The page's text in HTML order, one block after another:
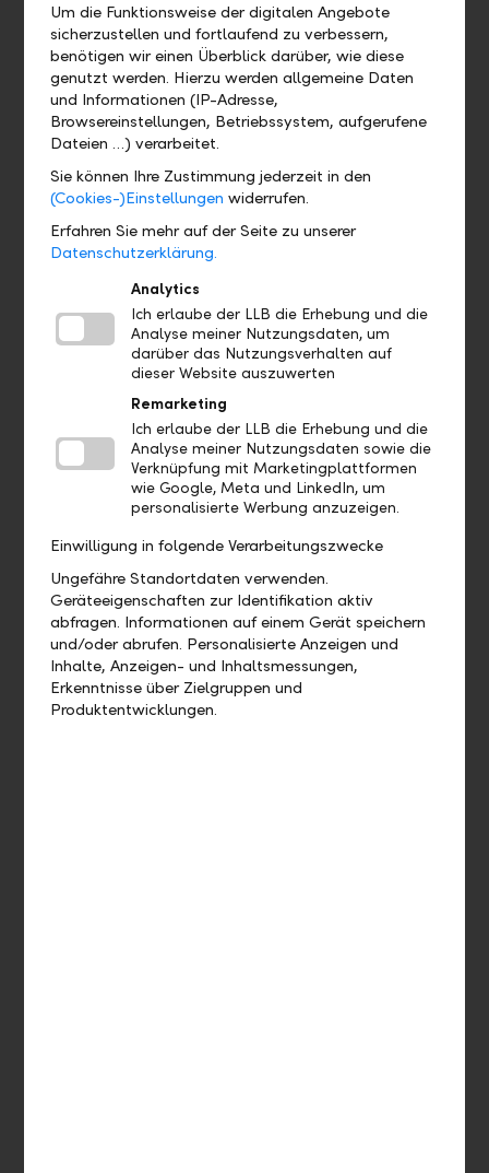
Telephone +423 233 47 07
www.accuro-funds.li
IMT Asset Management AG
www.imt.li
Um die Funktionsweise der digitalen Angebote
sicherzustellen und fortlaufend zu verbessern,
benötigen wir einen Überblick darüber, wie diese
genutzt werden. Hierzu werden allgemeine Daten
und Informationen (IP-Adresse,
Browsereinstellungen, Betriebssystem, aufgerufene
Dateien …) verarbeitet.
Sie können Ihre Zustimmung jederzeit in den
(Cookies-)Einstellungen widerrufen.
Erfahren Sie mehr auf der Seite zu unserer
Datenschutzerklärung.
Analytics
Ich erlaube der LLB die Erhebung und die
Analyse meiner Nutzungsdaten, um
darüber das Nutzungsverhalten auf
dieser Website auszuwerten
Remarketing
Ich erlaube der LLB die Erhebung und die
Analyse meiner Nutzungsdaten sowie die
Verknüpfung mit Marketingplattformen
wie Google, Meta und LinkedIn, um
personalisierte Werbung anzuzeigen.
Einwilligung in folgende Verarbeitungszwecke
Ungefähre Standortdaten verwenden.
Geräteeigenschaften zur Identifikation aktiv
abfragen. Informationen auf einem Gerät speichern
und/oder abrufen. Personalisierte Anzeigen und
Inhalte, Anzeigen- und Inhaltsmessungen,
Erkenntnisse über Zielgruppen und
Produktentwicklungen.